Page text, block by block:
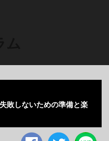
敗しないための準備と楽